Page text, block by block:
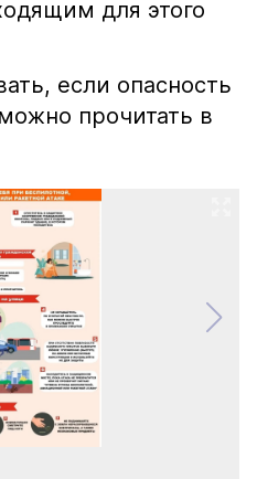
для этого
если опасность
прочитать в